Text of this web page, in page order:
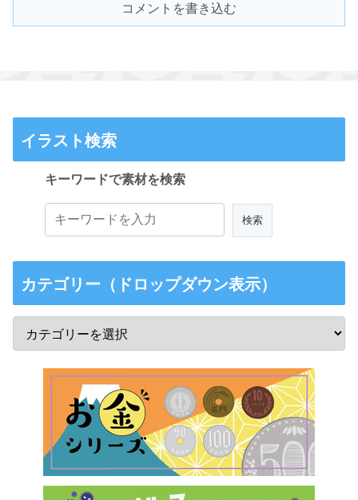
コメントを書き込む
イラスト検索
キーワードで素材を検索
カテゴリー（ドロップダウン表示）